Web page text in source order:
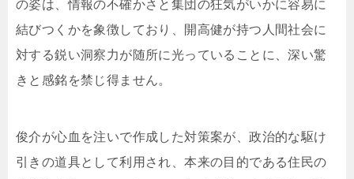
の姿は、情報の不確かさと集団の狂気がいかに容易に
結びつくかを象徴しており、開高健が持つ人間社会に
対する鋭い洞察力が随所に光っていることに、深い驚
きと感銘を禁じ得ません。
俊介が心血を注いで作成した対策案が、政治的な駆け
引きの道具として利用され、本来の目的である住民の